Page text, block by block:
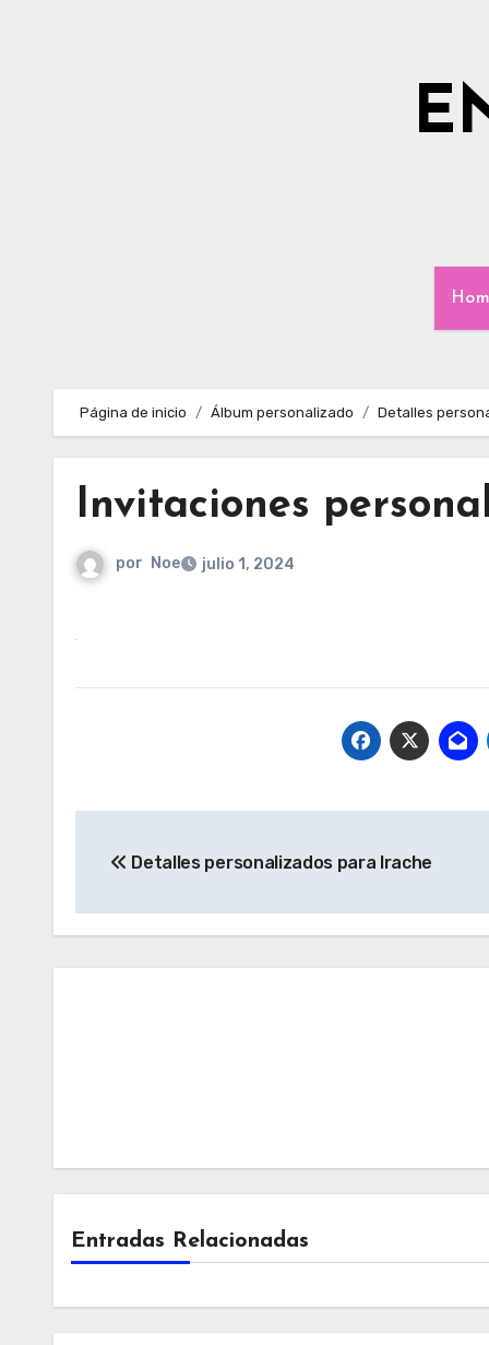
Página de inicio Álbum personalizado Detalles
Invitaciones
por Noe julio 1, 2024
de
entradas
Detalles personalizados para Irache
Entradas Relacionadas